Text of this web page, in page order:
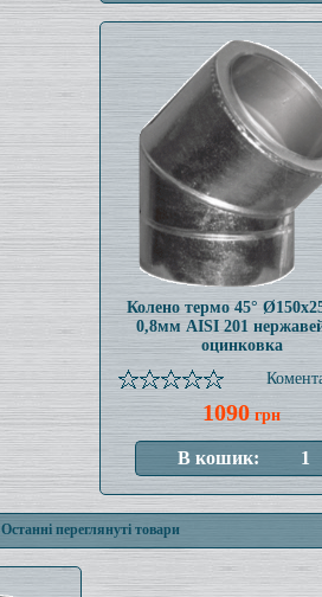
Колено термо 45°
0,8мм AISI 201
оцинковка
1090грн
Останні переглянуті товари